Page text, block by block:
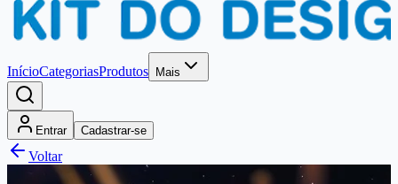
InícioCategoriasProdutos Mais
Entrar Cadastrar-se
Voltar